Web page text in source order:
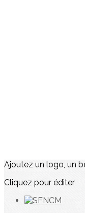
Ajoutez un logo, un
Cliquez pour éditer